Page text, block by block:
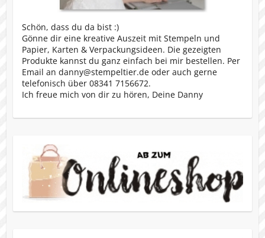
Schön, dass du da bist :)
Gönne dir eine kreative Auszeit mit Stempeln und
Papier, Karten & Verpackungsideen. Die gezeigten
Produkte kannst du ganz einfach bei mir bestellen. Per
Email an danny@stempeltier.de oder auch gerne
telefonisch über 08341 7156672.
Ich freue mich von dir zu hören, Deine Danny